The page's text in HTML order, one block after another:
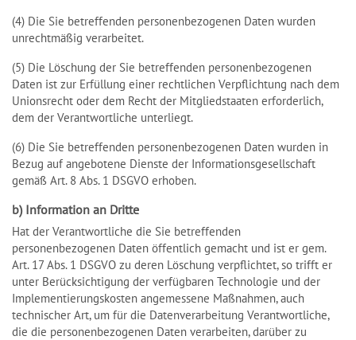
(4) Die Sie betreffenden personenbezogenen Daten wurden
unrechtmäßig verarbeitet.
(5) Die Löschung der Sie betreffenden personenbezogenen
Daten ist zur Erfüllung einer rechtlichen Verpflichtung nach dem
Unionsrecht oder dem Recht der Mitgliedstaaten erforderlich,
dem der Verantwortliche unterliegt.
(6) Die Sie betreffenden personenbezogenen Daten wurden in
Bezug auf angebotene Dienste der Informationsgesellschaft
gemäß Art. 8 Abs. 1 DSGVO erhoben.
b) Information an Dritte
Hat der Verantwortliche die Sie betreffenden
personenbezogenen Daten öffentlich gemacht und ist er gem.
Art. 17 Abs. 1 DSGVO zu deren Löschung verpflichtet, so trifft er
unter Berücksichtigung der verfügbaren Technologie und der
Implementierungskosten angemessene Maßnahmen, auch
technischer Art, um für die Datenverarbeitung Verantwortliche,
die die personenbezogenen Daten verarbeiten, darüber zu